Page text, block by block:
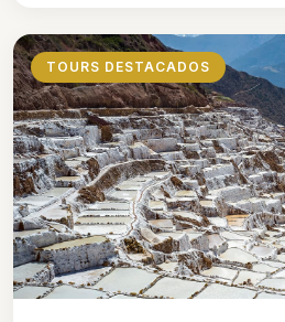
TOURS DESTACADOS